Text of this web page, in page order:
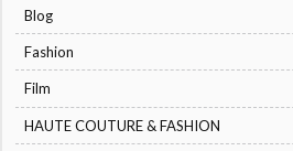
Blog
Fashion
Film
HAUTE COUTURE & FASHION